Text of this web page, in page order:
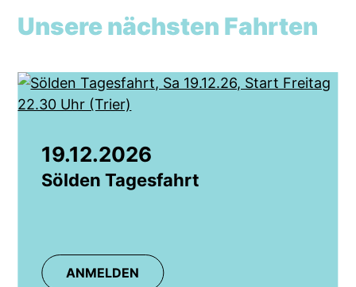
Unsere nächsten Fahrten
19.12.2026
Sölden Tagesfahrt
ANMELDEN